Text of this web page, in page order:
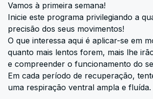
Vamos à primeira semana!
Inicie este programa privilegiando a
precisão dos seus movimentos!
O que interessa aqui é aplicar-se em
quanto mais lentos forem, mais lhe
e compreender o funcionamento do
Em cada período de recuperação,
uma respiração ventral ampla e fluída.